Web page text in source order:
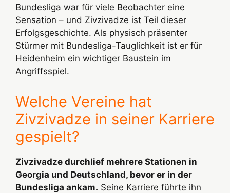
Bundesliga war für viele Beobachter eine
Sensation – und Zivzivadze ist Teil dieser
Erfolgsgeschichte. Als physisch präsenter
Stürmer mit Bundesliga-Tauglichkeit ist er für
Heidenheim ein wichtiger Baustein im
Angriffsspiel.
Welche Vereine hat
Zivzivadze in seiner Karriere
gespielt?
Zivzivadze durchlief mehrere Stationen in
Georgia und Deutschland, bevor er in der
Bundesliga ankam. Seine Karriere führte ihn